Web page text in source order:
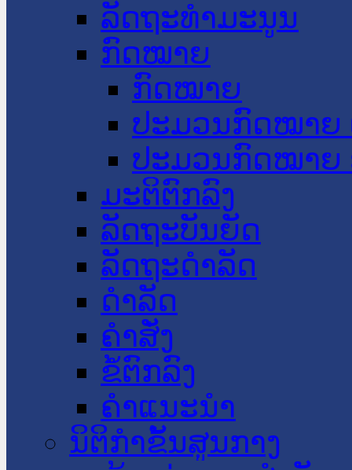
ລັດຖະທໍາມະນູນ
ກົດໝາຍ
ກົດໝາຍ
ປະມວນກົດໝາຍ
ປະມວນກົດໝາຍ
ມະຕິຕົກລົງ
ລັດຖະບັນຍັດ
ລັດຖະດໍາລັດ
ດໍາລັດ
ຄໍາສັ່ງ
ຂໍ້ຕົກລົງ
ຄໍາແນະນໍາ
ນິຕິກຳຂັ້ນສູນກາງ